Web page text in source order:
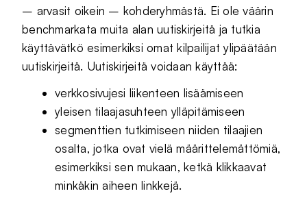
– arvasit oikein – kohderyhmästä. Ei ole väärin
benchmarkata muita alan uutiskirjeitä ja tutkia
käyttävätkö esimerkiksi omat kilpailijat ylipäätään
uutiskirjeitä. Uutiskirjeitä voidaan käyttää:
verkkosivujesi liikenteen lisäämiseen
yleisen tilaajasuhteen ylläpitämiseen
segmenttien tutkimiseen niiden tilaajien
osalta, jotka ovat vielä määrittelemättömiä,
esimerkiksi sen mukaan, ketkä klikkaavat
minkäkin aiheen linkkejä.